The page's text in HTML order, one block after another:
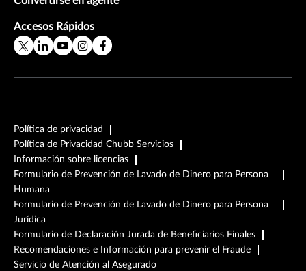
Accesos Rápidos
Política de privacidad
Política de Privacidad Chubb Servicios
Información sobre licencias
Formulario de Prevención de Lavado de Dinero para Persona
Humana
Formulario de Prevención de Lavado de Dinero para Persona
Jurídica
Formulario de Declaración Jurada de Beneficiarios Finales
Recomendaciones e Información para prevenir el Fraude
Servicio de Atención al Asegurado